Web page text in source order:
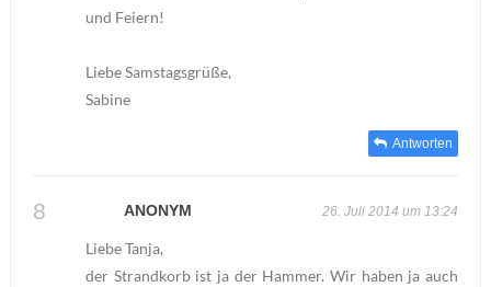
und Feiern!
Liebe Samstagsgrüße,
Sabine
Antworten
ANONYM 26. Juli 2014 um 13:24
Liebe Tanja,
der Strandkorb ist ja der Hammer. Wir haben ja auch